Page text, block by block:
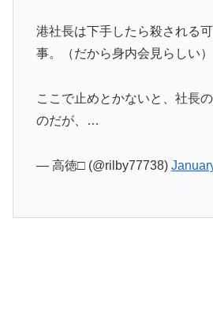
港社長は下手したら殺される
事。（だから身内会見らしい）
ここで止めとかないと、社長
のだが、…
— 高徳□ (@rilby77738)